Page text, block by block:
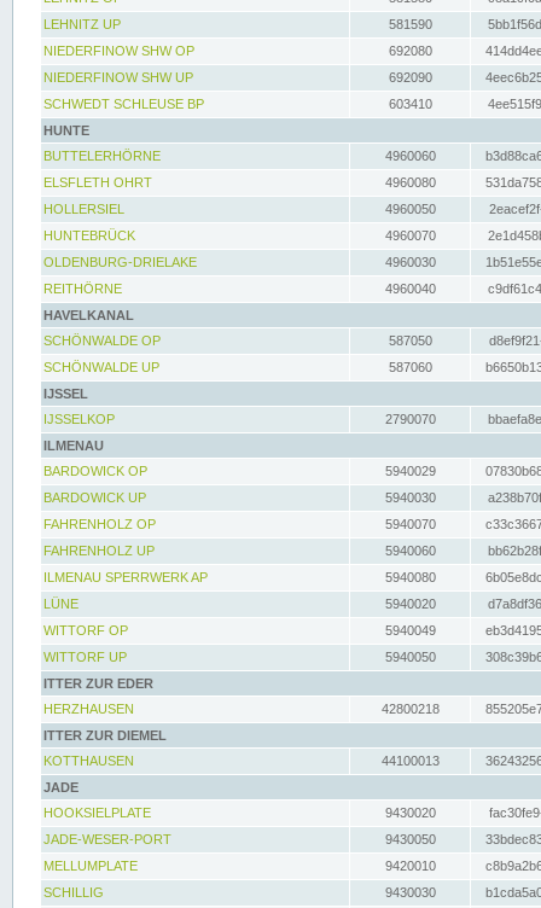
LEHNITZ UP
581590
NIEDERFINOW SHW OP
692080
NIEDERFINOW SHW UP
692090
SCHWEDT SCHLEUSE BP
603410
HUNTE
BUTTELERHÖRNE
4960060
ELSFLETH OHRT
4960080
HOLLERSIEL
4960050
HUNTEBRÜCK
4960070
OLDENBURG-DRIELAKE
4960030
REITHÖRNE
4960040
HAVELKANAL
SCHÖNWALDE OP
587050
SCHÖNWALDE UP
587060
IJSSEL
IJSSELKOP
2790070
ILMENAU
BARDOWICK OP
5940029
BARDOWICK UP
5940030
FAHRENHOLZ OP
5940070
FAHRENHOLZ UP
5940060
ILMENAU SPERRWERK AP
5940080
LÜNE
5940020
WITTORF OP
5940049
WITTORF UP
5940050
ITTER ZUR EDER
HERZHAUSEN
42800218
ITTER ZUR DIEMEL
KOTTHAUSEN
44100013
JADE
HOOKSIELPLATE
9430020
JADE-WESER-PORT
9430050
MELLUMPLATE
9420010
SCHILLIG
9430030